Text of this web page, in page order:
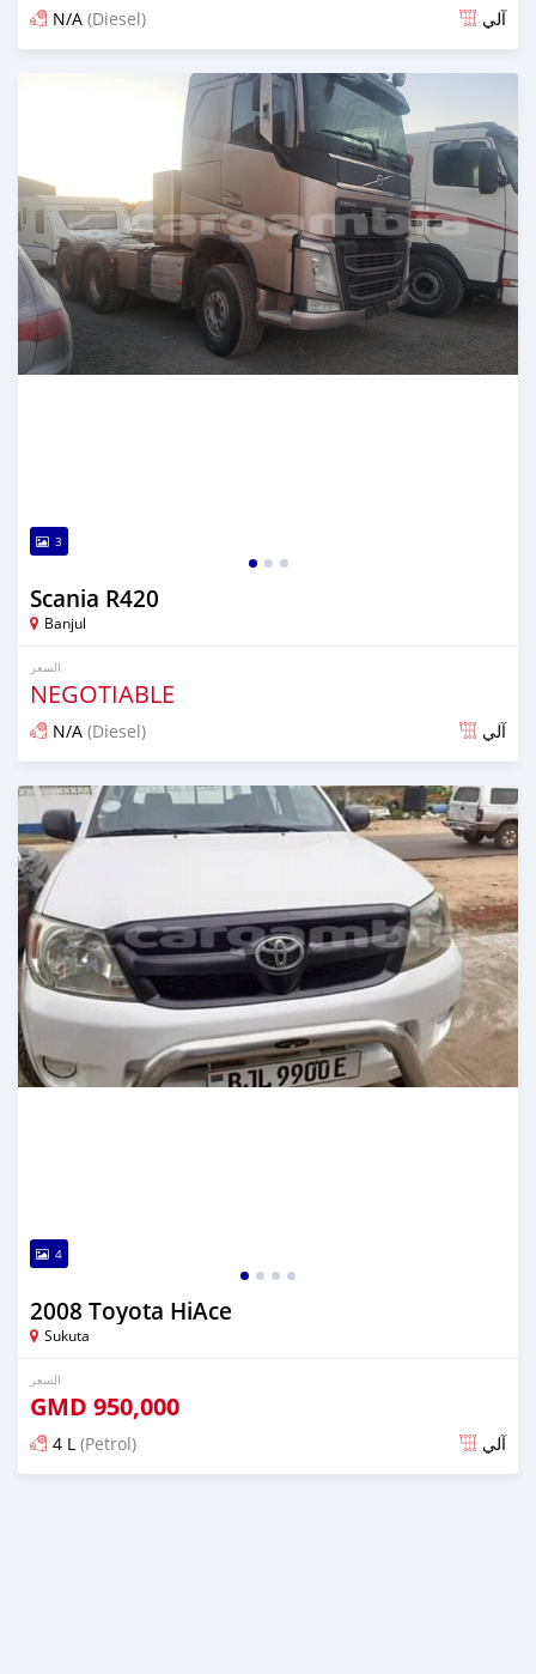
N/A (Diesel) آلي
تم النشر منذ أكثر من سنة مضت
3
Scania R420
Banjul
السعر
NEGOTIABLE
N/A (Diesel) آلي
تم النشر منذ أكثر من سنتين مضت
4
2008 Toyota HiAce
Sukuta
السعر
GMD 950,000
4 L (Petrol) آلي